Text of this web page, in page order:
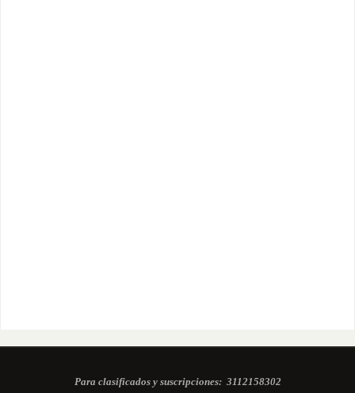
Para clasificados y suscripciones: 3112158302